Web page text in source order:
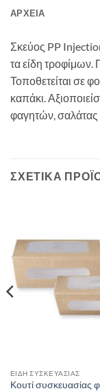
ΑΡΧΕΊΑ
Σκεύος PP
τα είδη τροφίμων.
Τοποθετείται σε
καπάκι.
φαγητών,
ΣΧΕΤΙΚΆ
ΕΙΔΗ ΣΥΣΚΕΥΑΣΙΑΣ
Κουτί συσκευασίας